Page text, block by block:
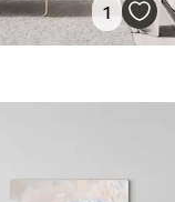
1